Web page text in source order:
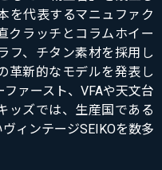
を代表するマニュファク
クラッチとコラムホイー
フ、チタン素材を採用し
革新的なモデルを発表し
ァースト、VFAや天文台
ッズでは、生産国である
ィンテージSEIKOを数多